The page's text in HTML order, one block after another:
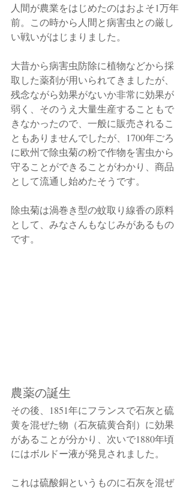
人間が農業をはじめたのはおよそ1万年
前。この時から人間と病害虫との厳し
い戦いがはじまりました。
大昔から病害虫防除に植物などから採
取した薬剤が用いられてきましたが、
残念ながら効果がないか非常に効果が
弱く、そのうえ大量生産することもで
きなかったので、一般に販売されるこ
ともありませんでしたが、1700年ごろ
に欧州で除虫菊の粉で作物を害虫から
守ることができることがわかり、商品
として流通し始めたそうです。
除虫菊は渦巻き型の蚊取り線香の原料
として、みなさんもなじみがあるもの
です。
農薬の誕生
その後、1851年にフランスで石灰と硫
黄を混ぜた物（石灰硫黄合剤）に効果
があることが分かり、次いで1880年頃
にはボルドー液が発見されました。
これは硫酸銅というものに石灰を混ぜ